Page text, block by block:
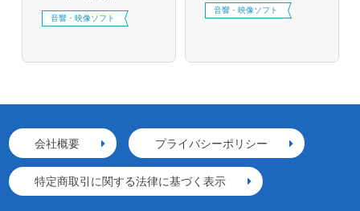
音響・映像ソフト
音響・映像ソフト
会社概要 プライバシーポリシー
特定商取引に関する法律に基づく表示